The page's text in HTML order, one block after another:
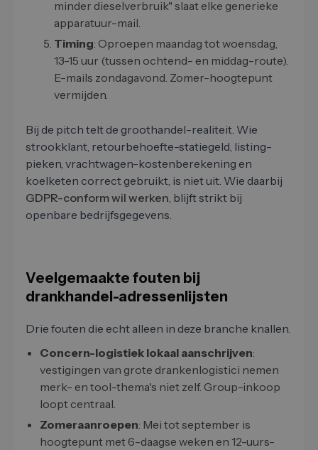
minder dieselverbruik" slaat elke generieke
apparatuur-mail.
Timing: Oproepen maandag tot woensdag,
13-15 uur (tussen ochtend- en middag-route).
E-mails zondagavond. Zomer-hoogtepunt
vermijden.
Bij de pitch telt de groothandel-realiteit. Wie
strookklant, retourbehoefte-statiegeld, listing-
pieken, vrachtwagen-kostenberekening en
koelketen correct gebruikt, is niet uit. Wie daarbij
GDPR-conform wil werken, blijft strikt bij
openbare bedrijfsgegevens.
Veelgemaakte fouten bij
drankhandel-adressenlijsten
Drie fouten die echt alleen in deze branche knallen.
Concern-logistiek lokaal aanschrijven:
vestigingen van grote drankenlogistici nemen
merk- en tool-thema's niet zelf. Group-inkoop
loopt centraal.
Zomeraanroepen: Mei tot september is
hoogtepunt met 6-daagse weken en 12-uurs-